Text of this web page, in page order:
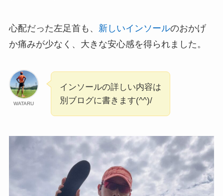
心配だった左足首も、 新しいインソールのおかげ
か痛みが少なく、大きな安心感を得られました。
WATARU
インソールの詳しい内容は
別ブログに書きます(^^)/